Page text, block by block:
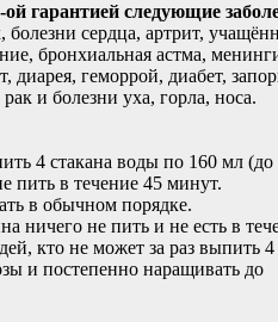
гарантией следующие
болезни сердца, артрит,
бронхиальная астма,
диарея, геморрой, диабет,
и болезни уха, горла, носа.
4 стакана воды по 160 мл (до
пить в течение 45 минут.
в обычном порядке.
ничего не пить и не есть в
кто не может за раз выпить 4
и постепенно наращивать до